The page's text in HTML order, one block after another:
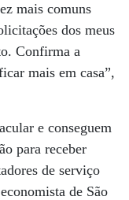
mais comuns
dos meus
Confirma a
mais em casa”,
e conseguem
para receber
de serviço
de São